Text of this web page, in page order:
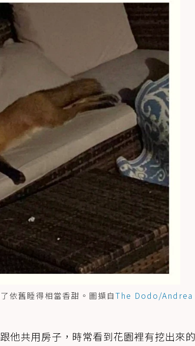
依舊睡得相當香甜。圖擷自The Dodo/Andrea
他共用房子，時常看到花園裡有挖出來